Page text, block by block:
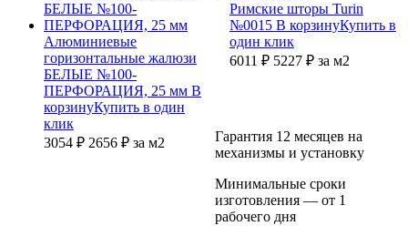
Алюминиевые
горизонтальные жалюзи
БЕЛЫЕ №100-
ПЕРФОРАЦИЯ, 25 мм В
корзинуКупить в один
клик
3054 ₽ 2656 ₽ за м2
Римские шторы Turin
№0015 В корзинуКупить в
один клик
6011 ₽ 5227 ₽ за м2
Гарантия 12 месяцев на
механизмы и установку
Минимальные сроки
изготовления — от 1
рабочего дня